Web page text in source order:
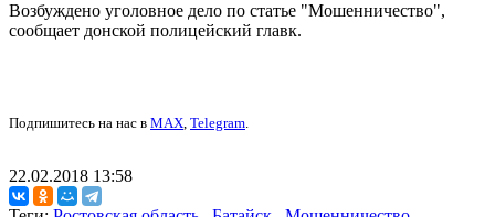
Возбуждено уголовное дело по статье "Мошенничество",
сообщает донской полицейский главк.
Подпишитесь на нас в MAX, Telegram.
22.02.2018 13:58